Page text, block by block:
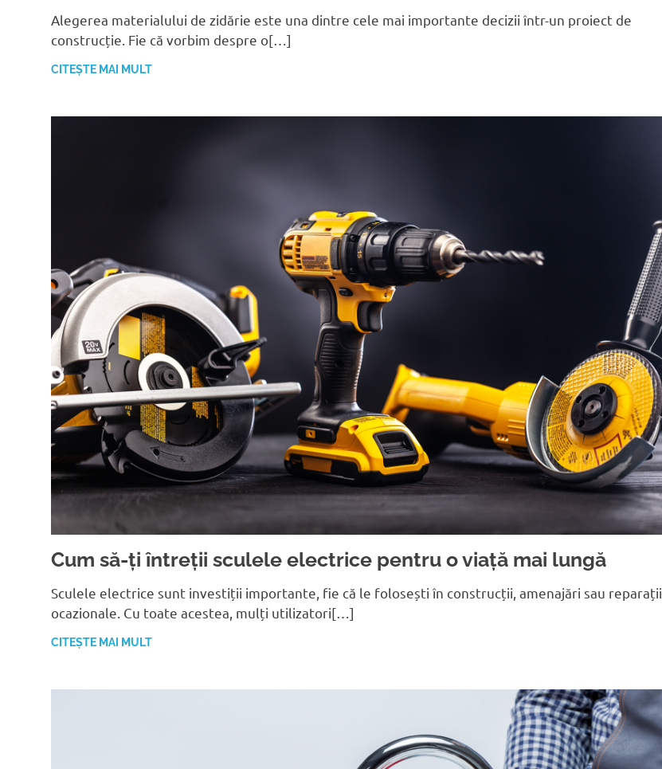
Alegerea materialului de zidărie este una dintre cele mai importante decizii într-un proiect de
construcție. Fie că vorbim despre o[…]
CITEȘTE MAI MULT
Cum să-ți întreții sculele electrice pentru o viață mai lungă
Sculele electrice sunt investiții importante, fie că le folosești în construcții, amenajări sau reparații
ocazionale. Cu toate acestea, mulți utilizatori[…]
CITEȘTE MAI MULT